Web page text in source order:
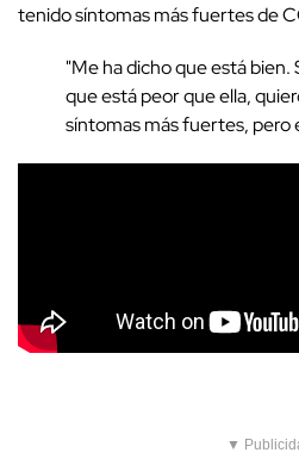
tenido síntomas más fuertes de
"Me ha dicho que está bien.
que está peor que ella,
síntomas más fuertes, pero
▼